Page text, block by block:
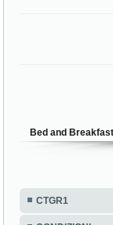
Bed and
CTGR1